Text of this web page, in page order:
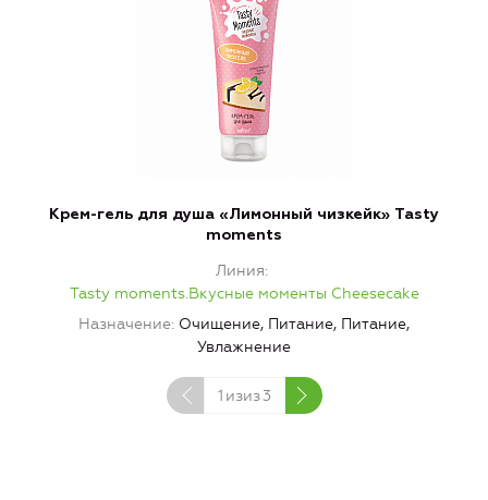
Крем-гель для душа «Лимонный чизкейк» Tasty
moments
Линия
Tasty moments.Вкусные моменты Cheesecake
Назначение Очищение, Питание, Питание,
Увлажнение
1 изиз3